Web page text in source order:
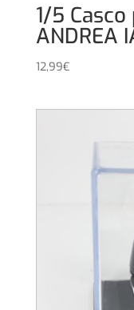
1/5
ANDREA
12,99€